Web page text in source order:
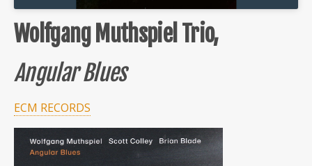
Wolfgang Muthspiel Trio,
Angular Blues
ECM RECORDS